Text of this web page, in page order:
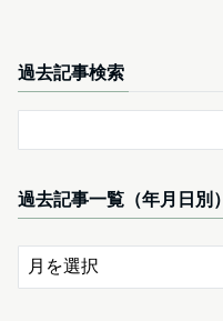
過去記事検索
過去記事一覧（年月日別）